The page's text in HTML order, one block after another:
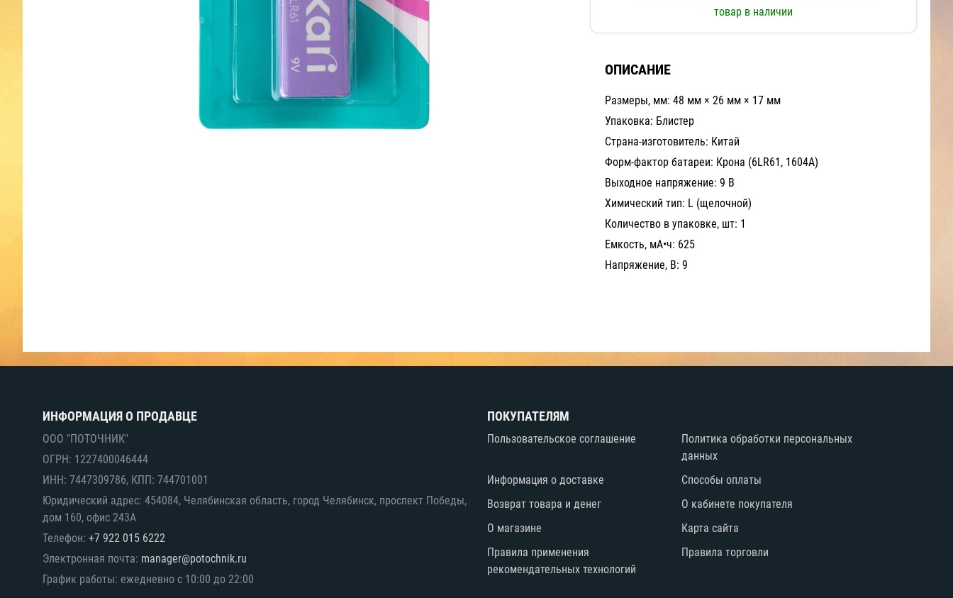
товар в наличии
ОПИСАНИЕ
Размеры, мм: 48 мм × 26 мм × 17 мм
Упаковка: Блистер
Страна-изготовитель: Китай
Форм-фактор батареи: Крона (6LR61, 1604A)
Выходное напряжение: 9 В
Химический тип: L (щелочной)
Количество в упаковке, шт: 1
Емкость, мА•ч: 625
Напряжение, В: 9
ИНФОРМАЦИЯ О ПРОДАВЦЕ
ООО "ПОТОЧНИК"
ОГРН: 1227400046444
ИНН: 7447309786, КПП: 744701001
Юридический адрес: 454084, Челябинская область, город Челябинск, проспект Победы,
дом 160, офис 243А
Телефон: +7 922 015 6222
Электронная почта: manager@potochnik.ru
График работы: ежедневно с 10:00 до 22:00
ПОКУПАТЕЛЯМ
Пользовательское соглашение
Политика обработки персональных
данных
Информация о доставке
Способы оплаты
Возврат товара и денег
О кабинете покупателя
О магазине
Карта сайта
Правила применения
рекомендательных технологий
Правила торговли